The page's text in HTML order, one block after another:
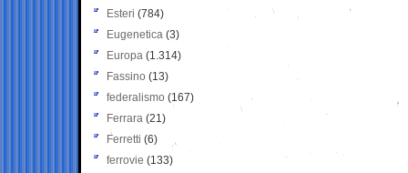
Esteri (784)
Eugenetica (3)
Europa (1.314)
Fassino (13)
federalismo (167)
Ferrara (21)
Ferretti (6)
ferrovie (133)